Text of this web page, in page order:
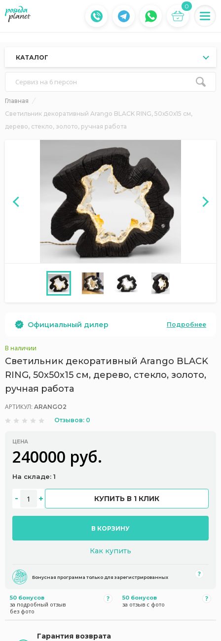
0
КАТАЛОГ
Сервиз на 6 персон
Главная
Светильник декоративный Arango BLACK RING, 50х50х15 см,
дерево, стекло, золото, ручная работа
Официальный дилер Подробнее
В наличии
Светильник декоративный Arango BLACK
RING, 50х50х15 см, дерево, стекло, золото,
ручная работа
АРТИКУЛ: ARANGO2
Отзывов: 0
ЦЕНА
240000 руб.
На складе: 1
КУПИТЬ В 1 КЛИК
В КОРЗИНУ
Как купить
Бонусная программа только для зарегистрированных
50 бонусов
за подробный отзыв
без фото
50 бонусов
за отзыв с фото
Гарантия возврата